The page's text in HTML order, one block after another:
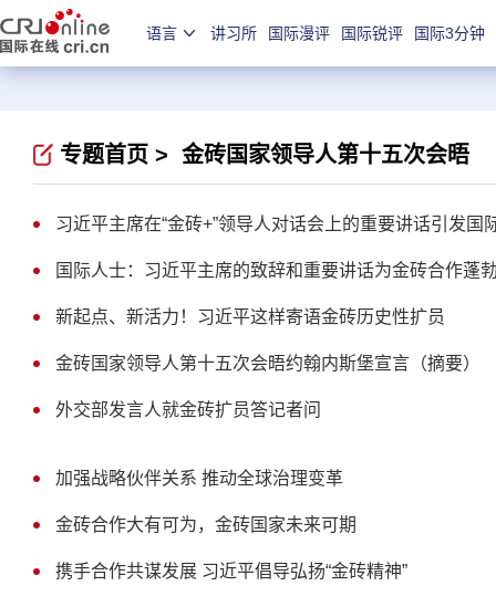
语言 讲习所 国际漫评 国际锐评 国际3分钟
专题首页 > 金砖国家领导人第十五次会晤
习近平主席在“金砖+”领导人对话会上的重要讲话引发国
国际人士：习近平主席的致辞和重要讲话为金砖合作蓬
新起点、新活力！习近平这样寄语金砖历史性扩员
金砖国家领导人第十五次会晤约翰内斯堡宣言（摘要）
外交部发言人就金砖扩员答记者问
加强战略伙伴关系 推动全球治理变革
金砖合作大有可为，金砖国家未来可期
携手合作共谋发展 习近平倡导弘扬“金砖精神”